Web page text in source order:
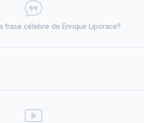
frase célebre de Enrique Liporace?